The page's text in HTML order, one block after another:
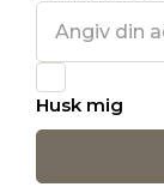
Husk mig